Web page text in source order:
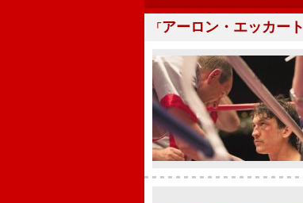
「アーロン・エッカート